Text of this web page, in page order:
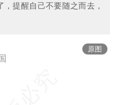
提醒自己不要随之而去，
原图